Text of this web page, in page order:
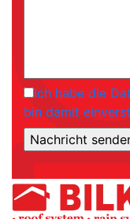
Ich habe die
bin damit